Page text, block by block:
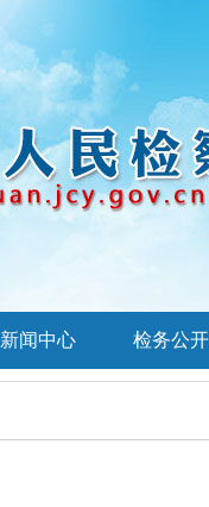
新闻中心 检务公开